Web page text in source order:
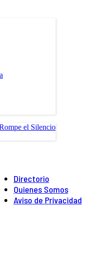
el Silencio
Directorio
Quienes Somos
Aviso de Privacidad